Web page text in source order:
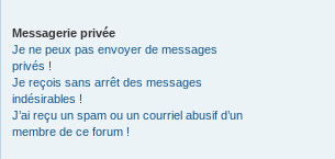
Messagerie privée
Je ne peux pas envoyer de messages
privés !
Je reçois sans arrêt des messages
indésirables !
J’ai reçu un spam ou un courriel abusif d’un
membre de ce forum !